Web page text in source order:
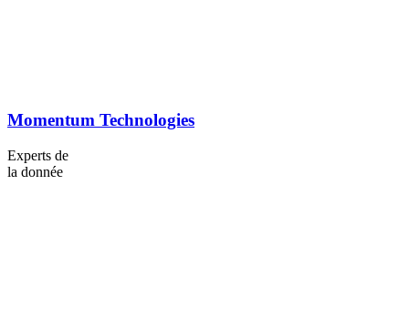
Momentum Technologies
Experts de
la donnée